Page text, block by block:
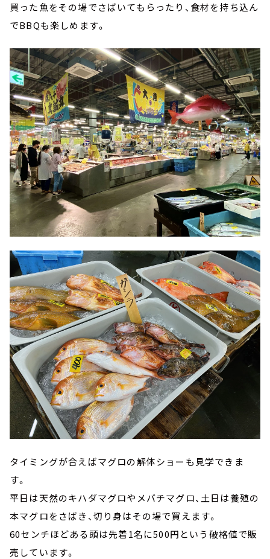
買った魚をその場でさばいてもらったり、食材を持ち込ん
でBBQも楽しめます。
タイミングが合えばマグロの解体ショーも見学できま
す。
平日は天然のキハダマグロやメバチマグロ、土日は養殖の
本マグロをさばき、切り身はその場で買えます。
60センチほどある頭は先着1名に500円という破格値で販
売しています。